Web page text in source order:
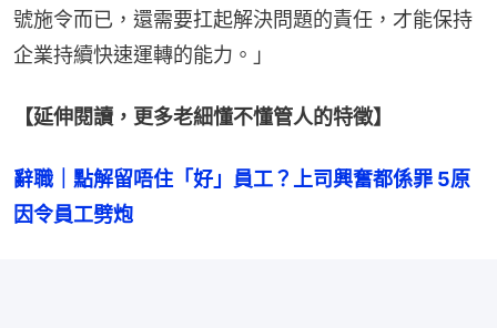
號施令而已，還需要扛起解決問題的責任，才能保持
企業持續快速運轉的能力。」
【延伸閱讀，更多老細懂不懂管人的特徵】
辭職｜點解留唔住「好」員工？上司興奮都係罪 5原
因令員工劈炮